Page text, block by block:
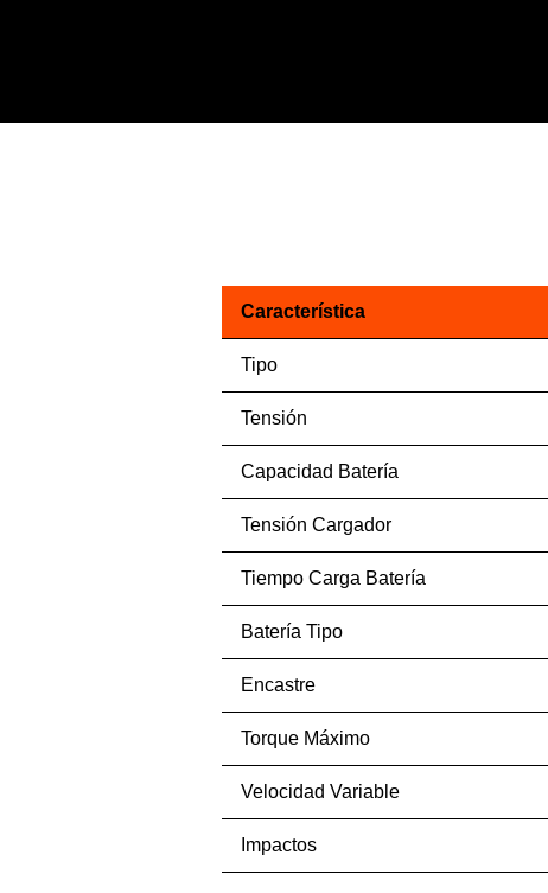
Característica
Tipo
Tensión
Capacidad Batería
Tensión Cargador
Tiempo Carga Batería
Batería Tipo
Encastre
Torque Máximo
Velocidad Variable
Impactos